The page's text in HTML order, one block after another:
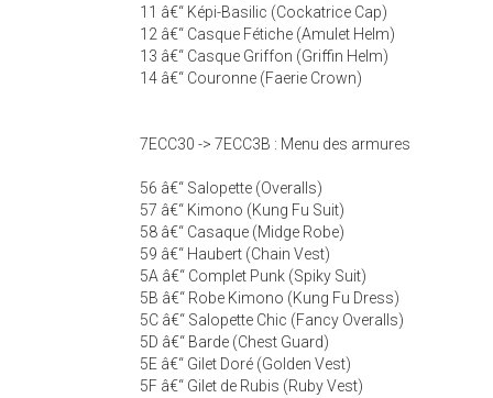
11 â€“ Képi-Basilic (Cockatrice Cap)
12 â€“ Casque Fétiche (Amulet Helm)
13 â€“ Casque Griffon (Griffin Helm)
14 â€“ Couronne (Faerie Crown)
7ECC30 -> 7ECC3B : Menu des armures
56 â€“ Salopette (Overalls)
57 â€“ Kimono (Kung Fu Suit)
58 â€“ Casaque (Midge Robe)
59 â€“ Haubert (Chain Vest)
5A â€“ Complet Punk (Spiky Suit)
5B â€“ Robe Kimono (Kung Fu Dress)
5C â€“ Salopette Chic (Fancy Overalls)
5D â€“ Barde (Chest Guard)
5E â€“ Gilet Doré (Golden Vest)
5F â€“ Gilet de Rubis (Ruby Vest)